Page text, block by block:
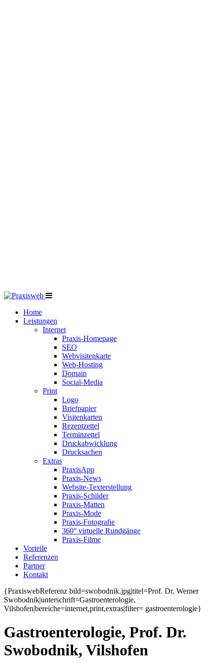
Home
Leistungen
Internet
Praxis-Homepage
SEO
Webvisitenkarte
Web-Hosting
Domain
Social-Media
Print
Logo
Briefpapier
Visitenkarten
Rezeptzettel
Terminzettel
Druckabwicklung
Drucksachen
Extras
PraxisApp
Praxis-News
Website-Texterstellung
Praxis-Schilder
Praxis-Matten
Praxis-Mode
Praxis-Fotografie
360° virtuelle Rundgänge
Praxis-Filme
Vorteile
Referenzen
Partner
Kontakt
{PraxiswebReferenz bild=swobodnik.jpg|titel=Prof. Dr. Werner
Swobodnik|unterschrift=Gastroenterologie,
Vilshofen|bereiche=internet,print,extras|filter= gastroenterologie}
Gastroenterologie, Prof. Dr.
Swobodnik, Vilshofen